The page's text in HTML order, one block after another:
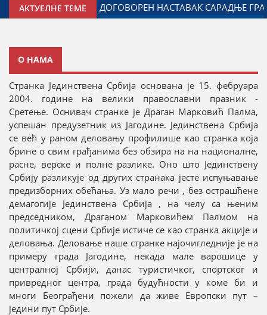
АКТУЕЛНЕ ТЕМЕ
СА ДИЈАСПОРОМ ДАЛИБОР МАРКОВИЋ НА
O НАМА
Странка Јединствена Србија основана је 15. фебруара
2004. године на велики православни празник -
Сретење. Оснивач странке је Драган Марковић Палма,
успешан предузетник из Јагодине. Јединствена Србија
се већ у раном деловању профилише као странка која
брине о свим грађанима без обзира на на националне,
расне, верске и полне разлике. Оно што Јединствену
Србију разликује од других странака јесте испуњавање
предизборних обећања. Уз мало речи , без острашћене
демагогије Јединствена Србија , на челу са њеним
председником, Драганом Марковићем Палмом на
политичкој сцени Србије истиче се као странка акције и
деловања. Деловање наше странке најочигледније је на
примеру града Јагодине, некада мале варошице у
централној Србији, данас туристичког, спортског и
привредног центра, града будућности у коме би и
многи Београђени пожели да живе Европски пут –
једини пут Србије.